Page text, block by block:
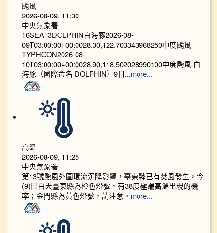
颱風
2026-08-09, 11:30
中央氣象署
16SEA13DOLPHIN白海豚2026-08-
09T03:00:00+00:0028.00,122.703343968250中度颱風
TYPHOON2026-08-
10T03:00:00+00:0028.90,118.502028990100中度颱風 白
海豚（國際命名 DOLPHIN）9日...more...
高溫
2026-08-09, 11:25
中央氣象署
第13號颱風外圍環流沉降影響，臺東縣已有焚風發生，今
(9)日白天臺東縣為橙色燈號，有38度極端高溫出現的機
率；金門縣為黃色燈號，請注意。 more...